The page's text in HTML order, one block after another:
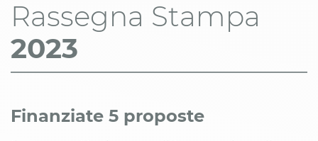
Rassegna Stampa
2023
Finanziate 5 proposte